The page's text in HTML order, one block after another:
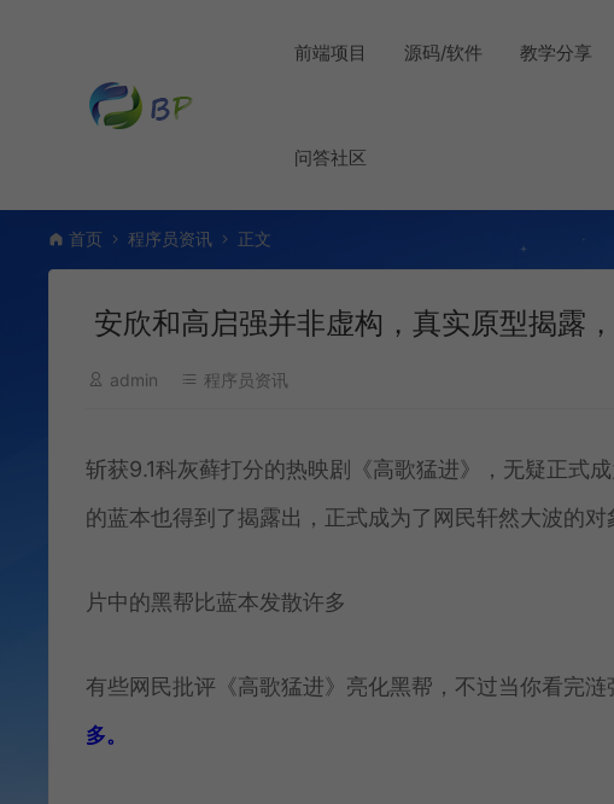
前端项目 源码/软件 教学分享
问答社区
首页 程序员资讯 正文
安欣和高启强并非虚构，真实原型揭露
admin 程序员资讯
斩获9.1科灰藓打分的热映剧《高歌猛进》，无疑正式
的蓝本也得到了揭露出，正式成为了网民轩然大波的对
片中的黑帮比蓝本发散许多
有些网民批评《高歌猛进》亮化黑帮，不过当你看完涟
多。